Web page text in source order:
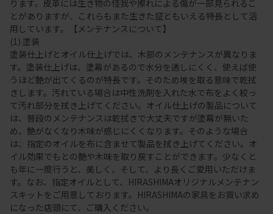
ります。皮革には生き物の怪我や擦れによる傷が一部見られるこ
とがありますが、これらもまた生きた証ともいえる特長として活
用しています。【メンテナンスについて】
(1) 塗装
塗装仕上げとオイル仕上げでは、木部のメンテナンスが異なりま
す。塗装仕上げは、塗幕があるので水分を透しにくく、使えば使
うほど艶が出てくるのが特長です。そのため埃を取る意味で乾拭
きします。汚れている場合は中性洗剤を入れた水で布をよく絞っ
て汚れ部分を拭き上げてください。オイル仕上げの製品について
は、普段のメンテナンスは乾拭きで大丈夫ですが塗幕が無いた
め、艶がなくなり木味が感じにくくなります。そのような場合
は、指定のオイルを布に含ませて製品を拭き上げてください。オ
イル効果でもとの艶や木味を取り戻すことができます。少なくと
も年に一度行うと、美しく、そして、より長くご愛用いただけま
す。なお、指定オイルとして、HIRASHIMAオリジナルメンテナン
スキットをご用意しております。HIRASHIMAの家具をお買い求め
になった店頭にて、ご購入ください。